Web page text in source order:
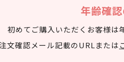
年齢確
初めてご購入いただくお客様は
文確認メール記載のURLまたは